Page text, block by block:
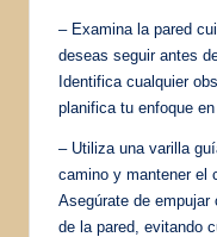
– Examina la pared
deseas seguir antes
Identifica cualquier
planifica tu enfoque
– Utiliza una varilla
camino y mantener el
Asegúrate de
de la pared, evitando